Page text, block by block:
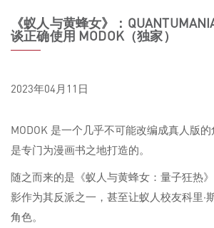
《蚁人与黄蜂女》：
谈正确使用 MODOK（独家）
2023年04月11日
MODOK 是一个几乎不可能改编成真人版
是专门为漫画书之地打造的。
随之而来的是《蚁人与黄蜂女：量子狂热
影作为其反派之一，甚至让蚁人校友科里·
角色。